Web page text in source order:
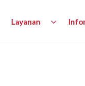
Layanan